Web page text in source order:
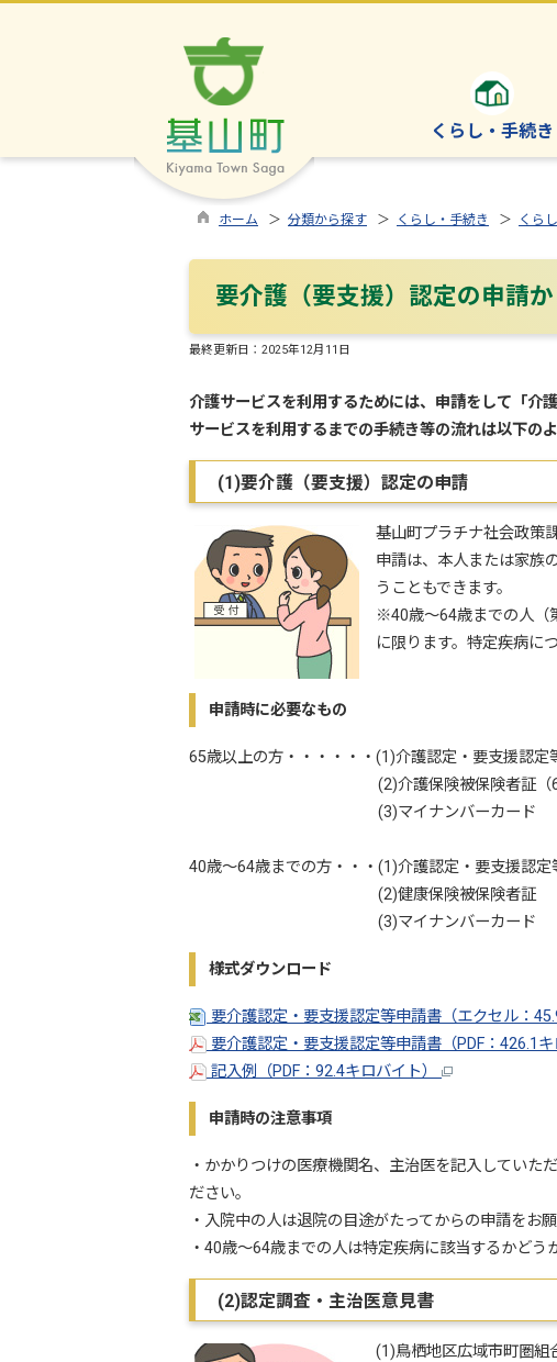
くらし・手続き
ホーム ＞ 分類から探す ＞ くらし・手続き ＞ くら
要介護（要支援）認定の申請
最終更新日： 2025年12月11日
介護サービスを利用するためには、申請をして「介
サービスを利用するまでの手続き等の流れは以下の
(1)要介護（要支援）認定の申請
基山町プラチナ社会政策
申請は、本人または家族
うこともできます。
※40歳～64歳までの人（
に限ります。特定疾病に
申請時に必要なもの
65歳以上の方・・・・・・(1)介護認定・要支援認定
(2)介護保険被保険者証（65歳にな
(3)マイナンバーカード
40歳～64歳までの方・・・(1)介護認定・要支援認定
(2)健康保険被保険者証
(3)マイナンバーカード
様式ダウンロード
要介護認定・要支援認定等申請書（エクセル：
要介護認定・要支援認定等申請書（PDF：426.1キ
記入例（PDF：92.4キロバイト）
申請時の注意事項
・かかりつけの医療機関名、主治医を記入していた
ださい。
・入院中の人は退院の目途がたってからの申請をお
・40歳～64歳までの人は特定疾病に該当するかどう
(2)認定調査・主治医意見書
(1)鳥栖地区広域市町圏組